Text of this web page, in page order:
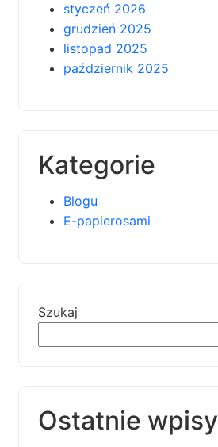
styczeń 2026
grudzień 2025
listopad 2025
październik 2025
Kategorie
Blogu
E-papierosami
Szukaj
Ostatnie wpisy